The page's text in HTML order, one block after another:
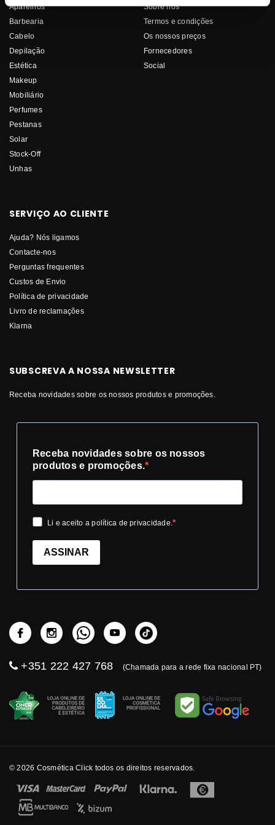
Aparelhos
Barbearia
Cabelo
Depilação
Estética
Makeup
Mobiliário
Perfumes
Pestanas
Solar
Stock-Off
Unhas
Sobre nós
Termos e condições
Os nossos preços
Fornecedores
Social
SERVIÇO AO CLIENTE
Ajuda? Nós ligamos
Contacte-nos
Perguntas frequentes
Custos de Envio
Política de privacidade
Livro de reclamações
Klarna
SUBSCREVA A NOSSA NEWSLETTER
Receba novidades sobre os nossos produtos e promoções.
Receba novidades sobre os nossos
produtos e promoções.
Li e aceito a política de privacidade.
ASSINAR
+351 222 427 768 (Chamada para a rede fixa nacional PT)
© 2026 Cosmética Click todos os direitos reservados.